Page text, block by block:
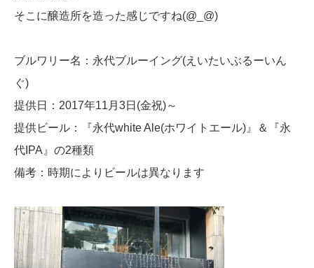
そこに醸造所を造った感じですね(@_@)
ブルワリー名：永代ブルーイング(えいたいぶるーいん
ぐ)
提供日：2017年11月3日(金祝)～
提供ビール：『永代white Ale(ホワイトエール)』＆『永
代IPA』の2種類
備考：時期によりビールは異なります